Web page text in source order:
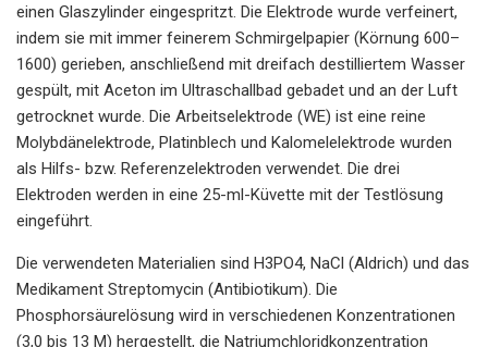
einen Glaszylinder eingespritzt. Die Elektrode wurde verfeinert,
indem sie mit immer feinerem Schmirgelpapier (Körnung 600–
1600) gerieben, anschließend mit dreifach destilliertem Wasser
gespült, mit Aceton im Ultraschallbad gebadet und an der Luft
getrocknet wurde. Die Arbeitselektrode (WE) ist eine reine
Molybdänelektrode, Platinblech und Kalomelelektrode wurden
als Hilfs- bzw. Referenzelektroden verwendet. Die drei
Elektroden werden in eine 25-ml-Küvette mit der Testlösung
eingeführt.
Die verwendeten Materialien sind H3PO4, NaCl (Aldrich) und das
Medikament Streptomycin (Antibiotikum). Die
Phosphorsäurelösung wird in verschiedenen Konzentrationen
(3,0 bis 13 M) hergestellt, die Natriumchloridkonzentration